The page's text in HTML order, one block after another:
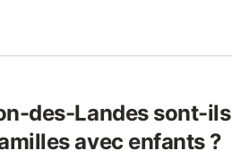
des-Landes sont-ils
avec enfants ?